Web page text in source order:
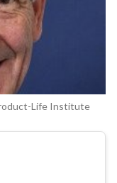
Life Institute